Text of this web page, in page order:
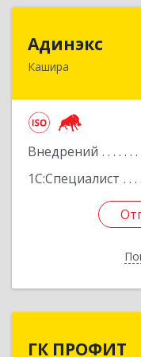
Адинэкс
Кашира
Внедрений
1С:Специалист
142900,
ГК ПРОФИТ